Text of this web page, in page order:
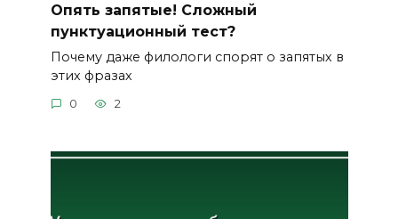
Опять запятые! Сложный
пунктуационный тест?
Почему даже филологи спорят о запятых в
этих фразах
0 2